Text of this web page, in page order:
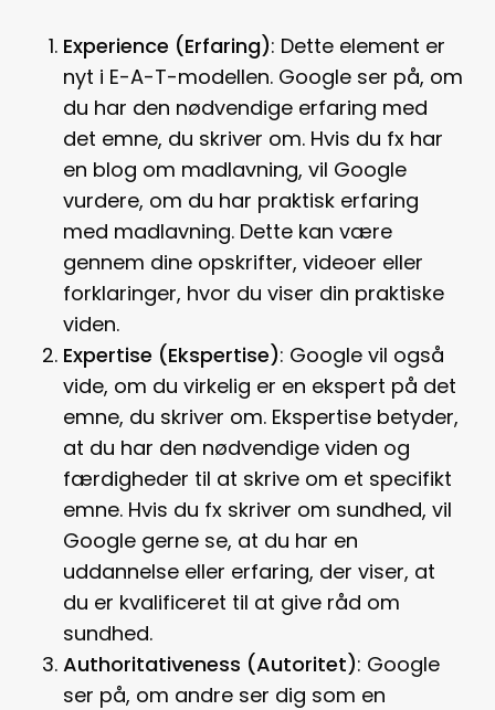
Experience (Erfaring): Dette element er
nyt i E-A-T-modellen. Google ser på, om
du har den nødvendige erfaring med
det emne, du skriver om. Hvis du fx har
en blog om madlavning, vil Google
vurdere, om du har praktisk erfaring
med madlavning. Dette kan være
gennem dine opskrifter, videoer eller
forklaringer, hvor du viser din praktiske
viden.
Expertise (Ekspertise): Google vil også
vide, om du virkelig er en ekspert på det
emne, du skriver om. Ekspertise betyder,
at du har den nødvendige viden og
færdigheder til at skrive om et specifikt
emne. Hvis du fx skriver om sundhed, vil
Google gerne se, at du har en
uddannelse eller erfaring, der viser, at
du er kvalificeret til at give råd om
sundhed.
Authoritativeness (Autoritet): Google
ser på, om andre ser dig som en